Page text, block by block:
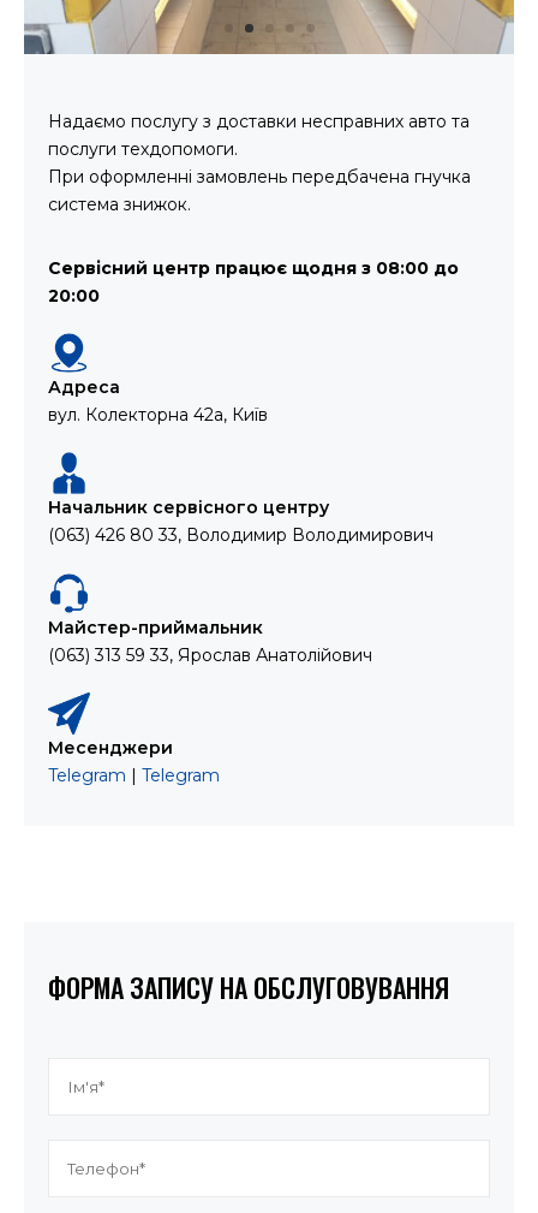
Надаємо послугу з доставки несправних авто та
послуги техдопомоги.
При оформленні замовлень передбачена гнучка
система знижок.
Сервісний центр працює щодня з 08:00 до
20:00
Адреса
вул. Колекторна 42а, Київ
Начальник сервісного центру
(063) 426 80 33, Володимир Володимирович
Майстер-приймальник
(063) 313 59 33, Ярослав Анатолійович
Месенджери
Telegram | Telegram
ФОРМА ЗАПИСУ НА ОБСЛУГОВУВАННЯ